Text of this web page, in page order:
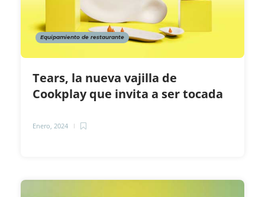
Equipamiento de restaurante
Tears, la nueva vajilla de
Cookplay que invita a ser tocada
Enero, 2024